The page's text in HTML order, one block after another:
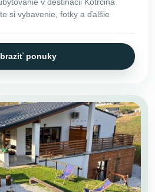
si vybavenie, fotky a ďalšie
ponuky